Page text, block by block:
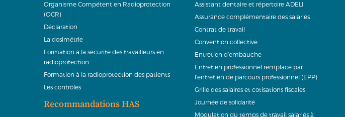
Organisme Compétent en Radioprotection
(OCR)
Déclaration
La dosimétrie
Formation à la sécurité des travailleurs en
radioprotection
Formation à la radioprotection des patients
Les contrôles
Recommandations HAS
Assistant dentaire et répertoire ADELI
Assurance complémentaire des salariés
Contrat de travail
Convention collective
Entretien d’embauche
Entretien professionnel remplacé par
l’entretien de parcours professionnel (EPP)
Grille des salaires et cotisations fiscales
Journée de solidarité
Modulation du temps de travail salariés à